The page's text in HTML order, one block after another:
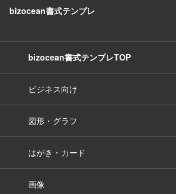
bizocean書式テンプレ
bizocean書式テンプレTOP
ビジネス向け
図形・グラフ
はがき・カード
画像